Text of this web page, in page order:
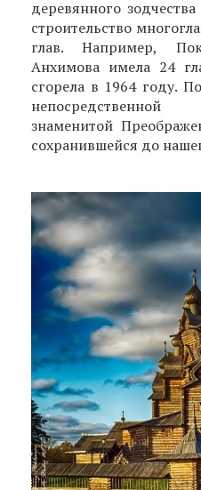
деревянного
строительство
глав. Например,
Анхимова имела 24
сгорела в 1964 году.
знаменитой
сохранившейся до